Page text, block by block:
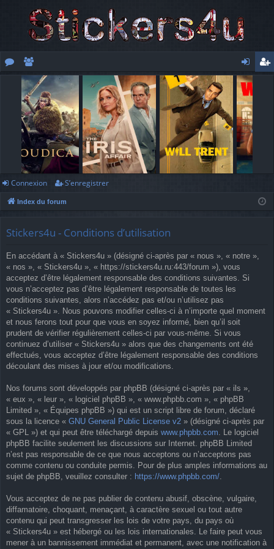
e
m
br
es
o
n
ne
xi
o
Connexion S’enregistrer
Index du forum
Stickers4u - Conditions d’utilisation
En accédant à « Stickers4u » (désigné ci-après par « nous », « notre »,
« nos », « Stickers4u », « https://stickers4u.ru:443/forum »), vous
acceptez d’être légalement responsable des conditions suivantes. Si
vous n’acceptez pas d’être légalement responsable de toutes les
conditions suivantes, alors n’accédez pas et/ou n’utilisez pas
« Stickers4u ». Nous pouvons modifier celles-ci à n’importe quel moment
et nous ferons tout pour que vous en soyez informé, bien qu’il soit
prudent de vérifier régulièrement celles-ci par vous-même. Si vous
continuez d’utiliser « Stickers4u » alors que des changements ont été
effectués, vous acceptez d’être légalement responsable des conditions
découlant des mises à jour et/ou modifications.
Nos forums sont développés par phpBB (désigné ci-après par « ils »,
« eux », « leur », « logiciel phpBB », « www.phpbb.com », « phpBB
Limited », « Équipes phpBB ») qui est un script libre de forum, déclaré
sous la licence « GNU General Public License v2 » (désigné ci-après par
« GPL ») et qui peut être téléchargé depuis www.phpbb.com . Le logiciel
phpBB facilite seulement les discussions sur Internet. phpBB Limited
n’est pas responsable de ce que nous acceptons ou n’acceptons pas
comme contenu ou conduite permis. Pour de plus amples informations au
sujet de phpBB, veuillez consulter : https://www.phpbb.com/
Vous acceptez de ne pas publier de contenu abusif, obscène, vulgaire,
diffamatoire, choquant, menaçant, à caractère sexuel ou tout autre
contenu qui peut transgresser les lois de votre pays, du pays où
« Stickers4u » est hébergé ou les lois internationales. Le faire peut vous
mener à un bannissement immédiat et permanent, avec une notification à